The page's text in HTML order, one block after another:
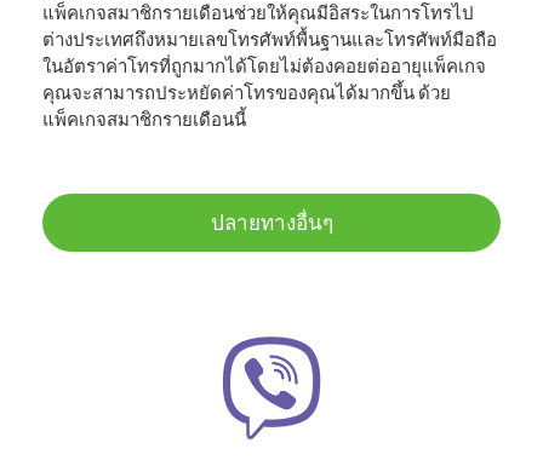
แพ็คเกจสมาชิกรายเดือนช่วยให้คุณมีอิสระในการโทรไป
ต่างประเทศถึงหมายเลขโทรศัพท์พื้นฐานและโทรศัพท์มือถือ
ในอัตราค่าโทรที่ถูกมากได้โดยไม่ต้องคอยต่ออายุแพ็คเกจ
คุณจะสามารถประหยัดค่าโทรของคุณได้มากขึ้น ด้วย
แพ็คเกจสมาชิกรายเดือนนี้
ปลายทางอื่นๆ